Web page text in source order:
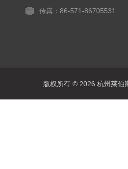
传真：86-571-86705531
版权所有 © 2026 杭州莱